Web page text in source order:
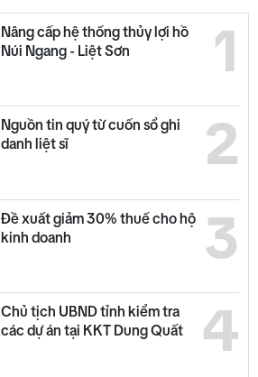
1
Nâng cấp hệ thống thủy lợi hồ
Núi Ngang - Liệt Sơn
2
Nguồn tin quý từ cuốn sổ ghi
danh liệt sĩ
3
Đề xuất giảm 30% thuế cho hộ
kinh doanh
4
Chủ tịch UBND tỉnh kiểm tra
các dự án tại KKT Dung Quất